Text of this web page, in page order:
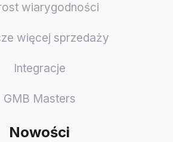
wiarygodności
więcej sprzedaży
Integracje
GMB Masters
Nowości